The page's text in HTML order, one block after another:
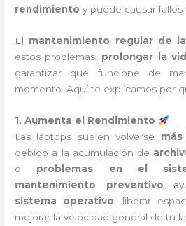
rendimiento y puede causar fallos
El mantenimiento regular de
estos problemas, prolongar la
garantizar que funcione de
momento. Aquí te explicamos por
1. Aumenta el Rendimiento
Las laptops suelen volverse
debido a la acumulación de
o problemas en el
mantenimiento preventivo
sistema operativo , liberar
mejorar la velocidad general de tu